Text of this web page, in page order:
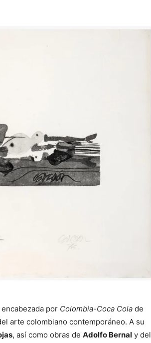
por Colombia-Coca Cola de
arte colombiano contemporáneo. A su
, así como obras de Adolfo Bernal y del